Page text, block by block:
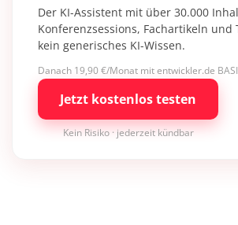
Der KI-Assistent mit über 30.000
Konferenzsessions, Fachartikeln und
kein generisches KI-Wissen.
Danach 19,90 €/Monat mit entwickler.de
Jetzt kostenlos testen
Kein Risiko · jederzeit kündbar